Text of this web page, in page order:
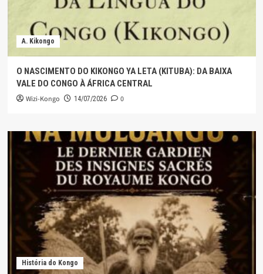
A. Kikongo
O NASCIMENTO DO KIKONGO YA LETA (KITUBA): DA BAIXA
VALE DO CONGO À ÁFRICA CENTRAL
Wizi-Kongo 14/07/2026 0
História do Kongo